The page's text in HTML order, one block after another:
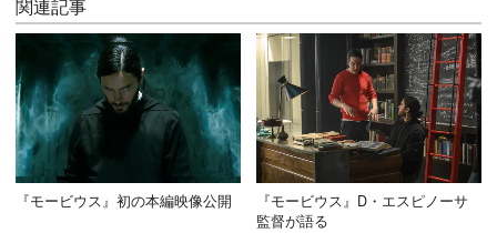
関連記事
『モービウス』初の本編映像公開
『モービウス』D・エスピノーサ
監督が語る